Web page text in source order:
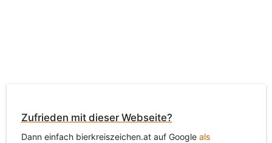
Zufrieden mit dieser Webseite?
Dann einfach bierkreiszeichen.at auf Google als